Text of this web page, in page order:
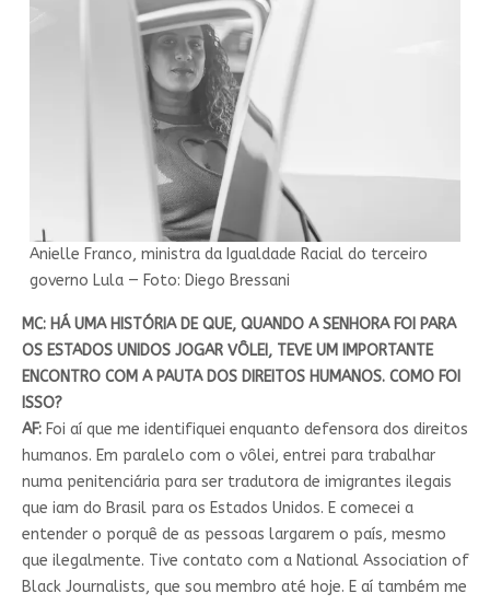
Anielle Franco, ministra da Igualdade Racial do terceiro
governo Lula — Foto: Diego Bressani
MC: HÁ UMA HISTÓRIA DE QUE, QUANDO A SENHORA FOI PARA
OS ESTADOS UNIDOS JOGAR VÔLEI, TEVE UM IMPORTANTE
ENCONTRO COM A PAUTA DOS DIREITOS HUMANOS. COMO FOI
ISSO?
AF: Foi aí que me identifiquei enquanto defensora dos direitos
humanos. Em paralelo com o vôlei, entrei para trabalhar
numa penitenciária para ser tradutora de imigrantes ilegais
que iam do Brasil para os Estados Unidos. E comecei a
entender o porquê de as pessoas largarem o país, mesmo
que ilegalmente. Tive contato com a National Association of
Black Journalists, que sou membro até hoje. E aí também me